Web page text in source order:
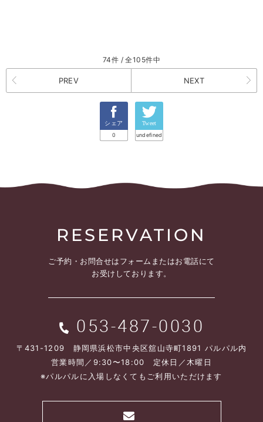
74件 / 全105件中
PREV NEXT
シェア
0
Tweet
undefined
RESERVATION
ご予約・お問合せはフォームまたはお電話にて
お受けしております。
053-487-0030
〒431-1209 静岡県浜松市中央区舘山寺町1891 パルパル内
営業時間／9:30〜18:00 定休日／木曜日
※パルパルに入場しなくてもご利用いただけます